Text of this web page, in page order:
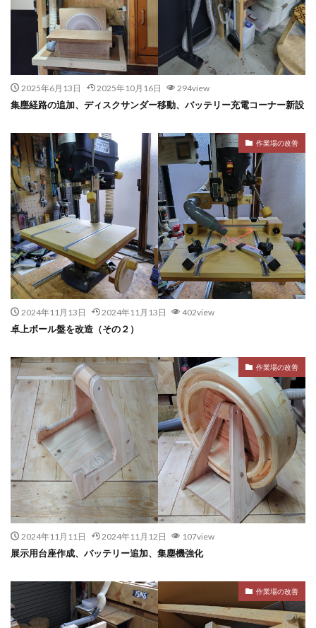
2025年6月13日 2025年10月16日 294view
集塵経路の追加、ディスクサンダー移動、バッテリー充電コーナー新設
作業場の改善
2024年11月13日 2024年11月13日 402view
卓上ボール盤を改造（その２）
作業場の改善
2024年11月11日 2024年11月12日 107view
展示用台座作成、バッテリー追加、集塵機強化
作業場の改善